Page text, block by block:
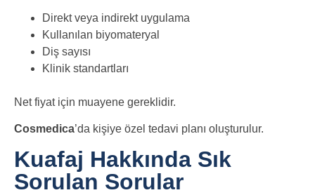
Direkt veya indirekt uygulama
Kullanılan biyomateryal
Diş sayısı
Klinik standartları
Net fiyat için muayene gereklidir.
Cosmedica’da kişiye özel tedavi planı oluşturulur.
Kuafaj Hakkında Sık
Sorulan Sorular